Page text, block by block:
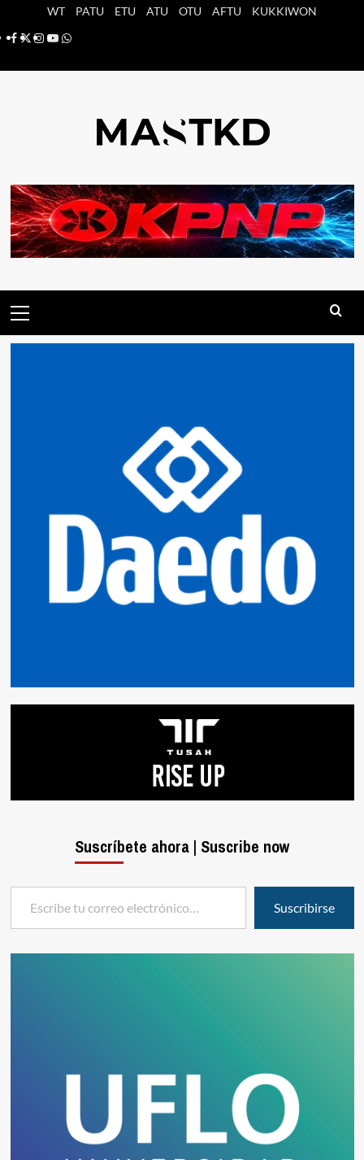
WT PATU ETU ATU OTU AFTU
KUKKIWON
Facebook
X Instagram
YouTube
Whatsapp
principal
Suscríbete ahora | Suscribe now
Escribe tu correo electrónico…
Suscribirse